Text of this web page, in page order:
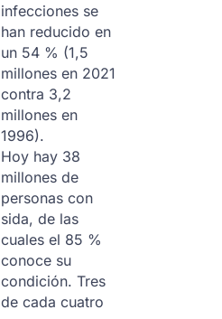
infecciones se
han reducido en
un 54 % (1,5
millones en 2021
contra 3,2
millones en
1996).
Hoy hay 38
millones de
personas con
sida, de las
cuales el 85 %
conoce su
condición. Tres
de cada cuatro